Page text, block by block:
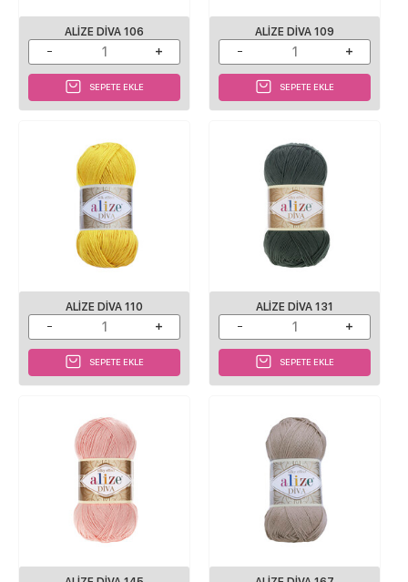
ALIZE DIVA 106
SEPETE EKLE
ALIZE DIVA 109
SEPETE EKLE
ALIZE DIVA 110
SEPETE EKLE
ALIZE DIVA 131
SEPETE EKLE